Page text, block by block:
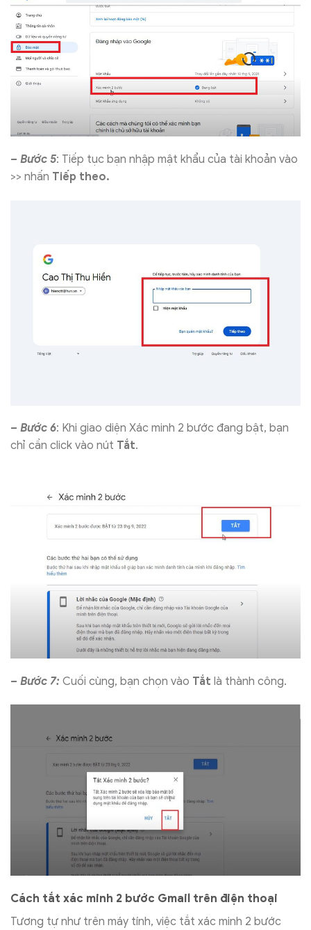
– Bước 5: Tiếp tục bạn nhập mật khẩu của tài khoản vào
>> nhấn Tiếp theo.
– Bước 6: Khi giao diện Xác minh 2 bước đang bật, bạn
chỉ cần click vào nút Tắt.
– Bước 7: Cuối cùng, bạn chọn vào Tắt là thành công.
Cách tắt xác minh 2 bước Gmail trên điện thoại
Tương tự như trên máy tính, việc tắt xác minh 2 bước